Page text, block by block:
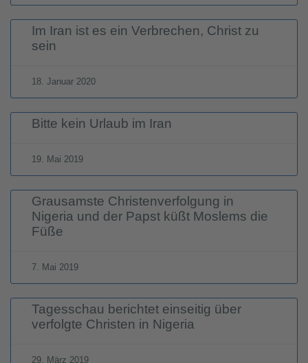
Im Iran ist es ein Verbrechen, Christ zu
sein
18. Januar 2020
Bitte kein Urlaub im Iran
19. Mai 2019
Grausamste Christenverfolgung in
Nigeria und der Papst küßt Moslems die
Füße
7. Mai 2019
Tagesschau berichtet einseitig über
verfolgte Christen in Nigeria
29. März 2019